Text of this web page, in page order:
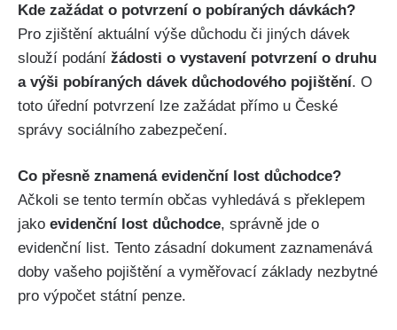
Kde zažádat o potvrzení o pobíraných dávkách?
Pro zjištění aktuální výše důchodu či jiných dávek
slouží podání žádosti o vystavení potvrzení o druhu
a výši pobíraných dávek důchodového pojištění. O
toto úřední potvrzení lze zažádat přímo u České
správy sociálního zabezpečení.
Co přesně znamená evidenční lost důchodce?
Ačkoli se tento termín občas vyhledává s překlepem
jako evidenční lost důchodce, správně jde o
evidenční list. Tento zásadní dokument zaznamenává
doby vašeho pojištění a vyměřovací základy nezbytné
pro výpočet státní penze.